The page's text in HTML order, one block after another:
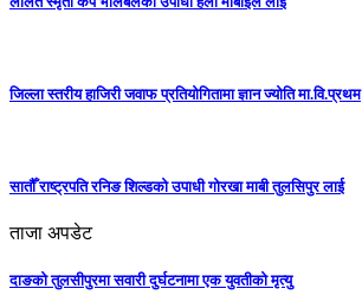
जिल्ला स्तरीय हाजिरी जवाफ प्रतियोगितामा ज्ञान ज्योति मा.वि.प्रथम
सातौँ राष्ट्रपति रनिङ शिल्डको उपाधी गोरखा माबी तुलसिपुर लाई
ताजा अपडेट
दाङको तुलसीपुरमा सवारी दुर्घटनामा एक युवतीको मृत्यु